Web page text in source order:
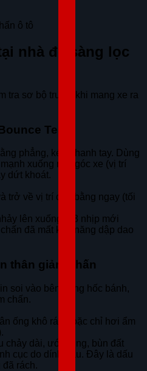
ô tô
nhà để sàng lọc
tra sơ bộ trước khi mang xe ra
Test)
phẳng, kéo phanh tay. Dùng
xuống một góc xe (vị trí
dứt khoát.
trở về vị trí cân bằng ngay (tối
lên xuống 2-3 nhịp mới
đã mất khả năng dập dao
thân giảm chấn
soi vào bên trong hốc bánh,
chấn.
ống khô ráo hoặc chỉ hơi ẩm
chảy dài, ướt sũng, bùn đất
cục do dính dầu. Đây là dấu
đã rách.